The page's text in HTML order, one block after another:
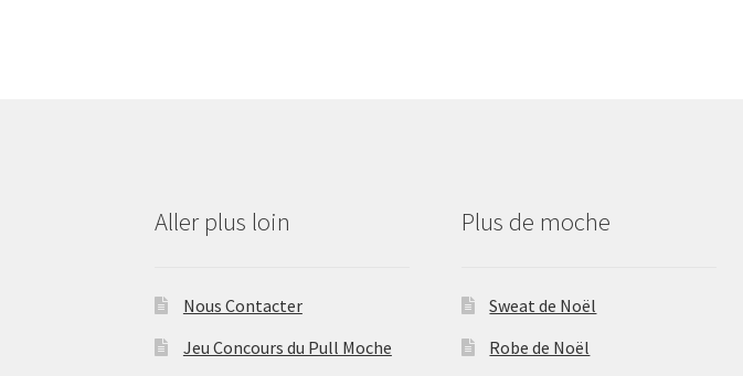
Aller plus loin
Nous Contacter
Jeu Concours du Pull Moche
Plus de moche
Sweat de Noël
Robe de Noël